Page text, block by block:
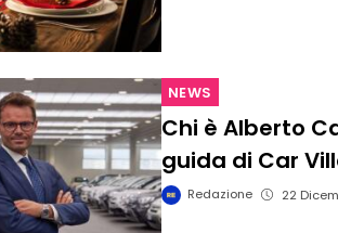
NEWS
Chi è Alberto
guida di Car
Redazione 22